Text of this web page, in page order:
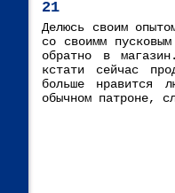
21
Делюсь своим
со своимм
обратно в
кстати сейчас
больше нравится
обычном патроне,